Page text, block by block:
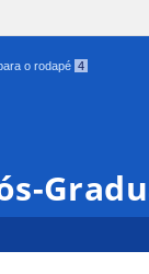
o rodapé 4